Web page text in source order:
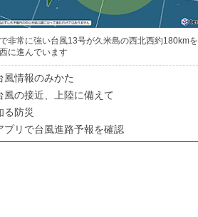
非常に強い台風13号が久米島の西北西約180kmを
に進んでいます
風情報のみかた
風の接近、上陸に備えて
る防災
プリで台風進路予報を確認